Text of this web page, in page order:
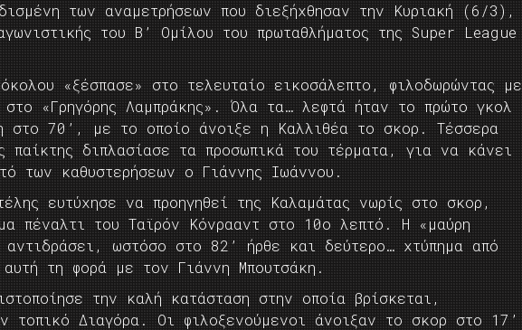
των αναμετρήσεων που διεξήχθησαν την Κυριακή (6/3),
του Β’ Ομίλου του πρωταθλήματος της Super League
«ξέσπασε» στο τελευταίο εικοσάλεπτο, φιλοδωρώντας με
«Γρηγόρης Λαμπράκης». Όλα τα… λεφτά ήταν το πρώτο γκολ
στο 70’, με το οποίο άνοιξε η Καλλιθέα το σκορ. Τέσσερα
παίκτης διπλασίασε τα προσωπικά του τέρματα, για να κάνει
των καθυστερήσεων ο Γιάννης Ιωάννου.
ευτύχησε να προηγηθεί της Καλαμάτας νωρίς στο σκορ,
πέναλτι του Ταϊρόν Κόνρααντ στο 10ο λεπτό. Η «μαύρη
αντιδράσει, ωστόσο στο 82’ ήρθε και δεύτερο… χτύπημα από
τη φορά με τον Γιάννη Μπουτσάκη.
την καλή κατάσταση στην οποία βρίσκεται,
τοπικό Διαγόρα. Οι φιλοξενούμενοι άνοιξαν το σκορ στο 17’